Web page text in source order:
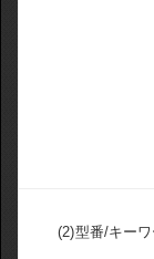
(2)型番/キー